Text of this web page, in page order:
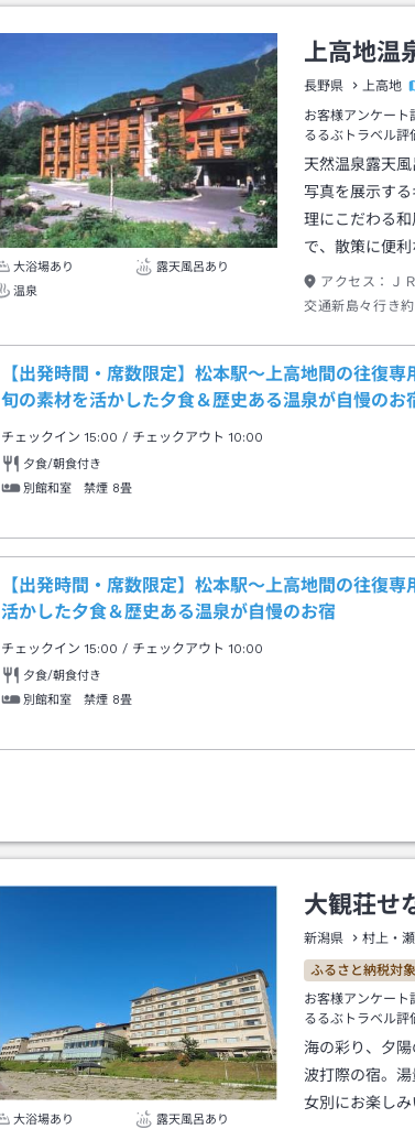
大浴場あり
露天風呂あり
温泉
上高地温
長野県 上高地
お客様アンケート
るるぶトラベル評
天然温泉露天
写真を展示す
理にこだわる
で、散策に便
アクセス：
Ｊ
交通新島々行き
【出発時間・席数限定】松本駅～上高地間の往復
旬の素材を活かした夕食＆歴史ある温泉が自慢のお
チェックイン15:00 / チェックアウト 10:00
夕食/朝食付き
別館和室 禁煙 8畳
【出発時間・席数限定】松本駅～上高地間の往復
活かした夕食＆歴史ある温泉が自慢のお宿
チェックイン15:00 / チェックアウト 10:00
夕食/朝食付き
別館和室 禁煙 8畳
大浴場あり
露天風呂あり
大観荘せ
新潟県 村上・
ふるさと納税対
お客様アンケート
るるぶトラベル評
海の彩り、夕
波打際の宿。
女別にお楽しみ